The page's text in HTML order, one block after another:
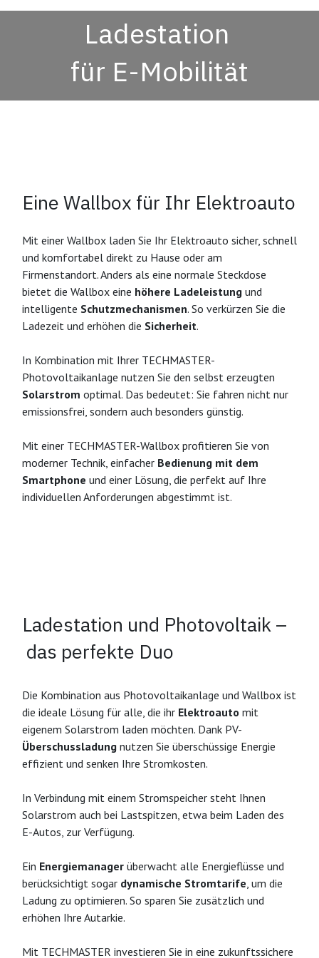
Ladestation
für E-Mobilität
Eine Wallbox für Ihr Elektroauto
Mit einer Wallbox laden Sie Ihr Elektroauto sicher, schnell
und komfortabel direkt zu Hause oder am
Firmenstandort. Anders als eine normale Steckdose
bietet die Wallbox eine höhere Ladeleistung und
intelligente Schutzmechanismen. So verkürzen Sie die
Ladezeit und erhöhen die Sicherheit.
In Kombination mit Ihrer TECHMASTER-
Photovoltaikanlage nutzen Sie den selbst erzeugten
Solarstrom optimal. Das bedeutet: Sie fahren nicht nur
emissionsfrei, sondern auch besonders günstig.
Mit einer TECHMASTER-Wallbox profitieren Sie von
moderner Technik, einfacher Bedienung mit dem
Smartphone und einer Lösung, die perfekt auf Ihre
individuellen Anforderungen abgestimmt ist.​
Ladestation und Photovoltaik –
das perfekte Duo
Die Kombination aus Photovoltaikanlage und Wallbox ist
die ideale Lösung für alle, die ihr Elektroauto mit
eigenem Solarstrom laden möchten. Dank PV-
Überschussladung nutzen Sie überschüssige Energie
effizient und senken Ihre Stromkosten.
In Verbindung mit einem Stromspeicher steht Ihnen
Solarstrom auch bei Lastspitzen, etwa beim Laden des
E-Autos, zur Verfügung.
Ein Energiemanager überwacht alle Energieflüsse und
berücksichtigt sogar dynamische Stromtarife, um die
Ladung zu optimieren. So sparen Sie zusätzlich und
erhöhen Ihre Autarkie.
Mit TECHMASTER investieren Sie in eine zukunftssichere